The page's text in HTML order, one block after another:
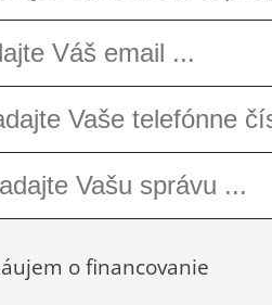
o financovanie